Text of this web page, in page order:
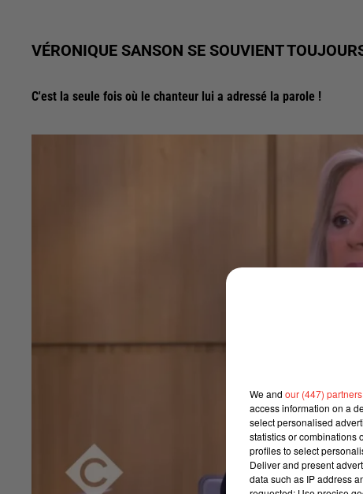
VÉRONIQUE SANSON SE SOUVIENT
C'est la seule fois où le chanteur lui a adressé la parole !
We and our (447) partners
access information on a
select personalised
statistics or combinations
profiles to select
Deliver and present
data such as IP address